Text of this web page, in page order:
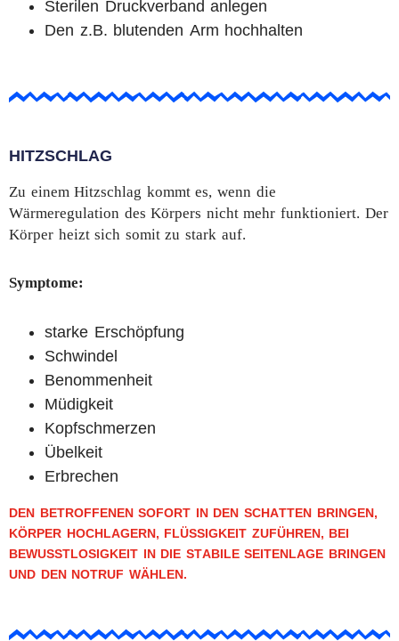
Sterilen Druckverband anlegen
Den z.B. blutenden Arm hochhalten
HITZSCHLAG
Zu einem Hitzschlag kommt es, wenn die
Wärmeregulation des Körpers nicht mehr funktioniert. Der
Körper heizt sich somit zu stark auf.
Symptome:
starke Erschöpfung
Schwindel
Benommenheit
Müdigkeit
Kopfschmerzen
Übelkeit
Erbrechen
DEN BETROFFENEN SOFORT IN DEN SCHATTEN BRINGEN,
KÖRPER HOCHLAGERN, FLÜSSIGKEIT ZUFÜHREN, BEI
BEWUSSTLOSIGKEIT IN DIE STABILE SEITENLAGE BRINGEN
UND DEN NOTRUF WÄHLEN.